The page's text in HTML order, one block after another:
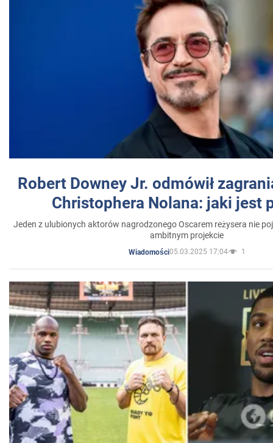
Robert Downey Jr. odmówił
Christophera Nolana: jaki jest
Jeden z ulubionych aktorów nagrodzonego Oscarem reżysera nie
ambitnym projekcie
Wiadomości05.03.2025 17:04 1